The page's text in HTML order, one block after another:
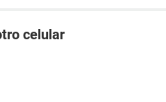
celular